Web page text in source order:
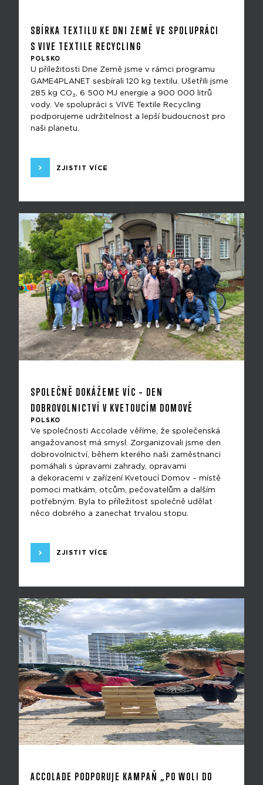
SBÍRKA TEXTILU KE DNI ZEMĚ VE SPOLUPRÁCI
S VIVE TEXTILE RECYCLING
POLSKO
U příležitosti Dne Země jsme v rámci programu
GAME4PLANET sesbírali 120 kg textilu. Ušetřili jsme
285 kg CO₂, 6 500 MJ energie a 900 000 litrů
vody. Ve spolupráci s VIVE Textile Recycling
podporujeme udržitelnost a lepší budoucnost pro
naši planetu.
ZJISTIT VÍCE
SPOLEČNĚ DOKÁŽEME VÍC – DEN
DOBROVOLNICTVÍ V KVETOUCÍM DOMOVĚ
POLSKO
Ve společnosti Accolade věříme, že společenská
angažovanost má smysl. Zorganizovali jsme den
dobrovolnictví, během kterého naši zaměstnanci
pomáhali s úpravami zahrady, opravami
a dekoracemi v zařízení Kvetoucí Domov – místě
pomoci matkám, otcům, pečovatelům a dalším
potřebným. Byla to příležitost společně udělat
něco dobrého a zanechat trvalou stopu.
ZJISTIT VÍCE
ACCOLADE PODPORUJE KAMPAŇ „PO WOLI DO